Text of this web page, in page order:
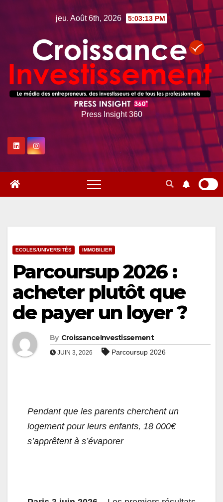
jeu. Août 6th, 2026 5:03:14 PM
Press Insight 360
ECOLES/UNIVERSITÉS IMMOBILIER
Parcoursup 2026 :
acheter plutôt que
de payer un loyer ?
By CroissanceInvestissement
JUIN 3, 2026 Parcoursup 2026
Pendant que les parents cherchent un
logement pour leurs enfants, 18 000€
s’apprêtent à s’évaporer